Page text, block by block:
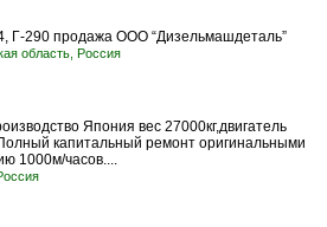
Г-290 продажа ООО “Дизельмашдеталь”
область, Россия
Япония вес 27000кг,двигатель
капитальный ремонт оригинальными
1000м/часов....